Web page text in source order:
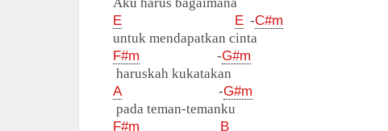
E
E -C#m
untuk mendapatkan cinta
F#m -G#m
haruskah kukatakan
A-G#m
pada teman-temanku
F#m
B